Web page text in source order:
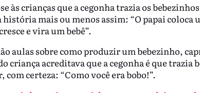
às crianças que a cegonha trazia os bebezinhos
história mais ou menos assim: “O papai coloca
e vira um bebê”.
aulas sobre como produzir um bebezinho,
criança acreditava que a cegonha é que trazia
certeza: “Como você era bobo!”.